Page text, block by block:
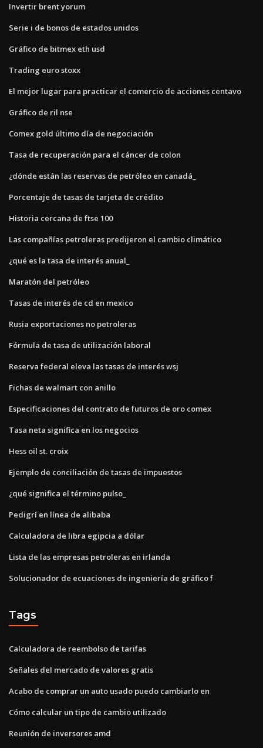
Invertir brent yorum
Serie i de bonos de estados unidos
Gráfico de bitmex eth usd
Trading euro stoxx
El mejor lugar para practicar el comercio de acciones centavo
Gráfico de ril nse
Comex gold último día de negociación
Tasa de recuperación para el cáncer de colon
¿dónde están las reservas de petróleo en canadá_
Porcentaje de tasas de tarjeta de crédito
Historia cercana de ftse 100
Las compañías petroleras predijeron el cambio climático
¿qué es la tasa de interés anual_
Maratón del petróleo
Tasas de interés de cd en mexico
Rusia exportaciones no petroleras
Fórmula de tasa de utilización laboral
Reserva federal eleva las tasas de interés wsj
Fichas de walmart con anillo
Especificaciones del contrato de futuros de oro comex
Tasa neta significa en los negocios
Hess oil st. croix
Ejemplo de conciliación de tasas de impuestos
¿qué significa el término pulso_
Pedigrí en línea de alibaba
Calculadora de libra egipcia a dólar
Lista de las empresas petroleras en irlanda
Solucionador de ecuaciones de ingeniería de gráfico f
Tags
Calculadora de reembolso de tarifas
Señales del mercado de valores gratis
Acabo de comprar un auto usado puedo cambiarlo en
Cómo calcular un tipo de cambio utilizado
Reunión de inversores amd